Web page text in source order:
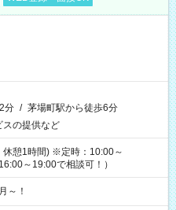
分 / 茅場町駅から徒歩6分
スの提供など
憩1時間) ※定時：10:00～
～19:00で相談可！）
～！